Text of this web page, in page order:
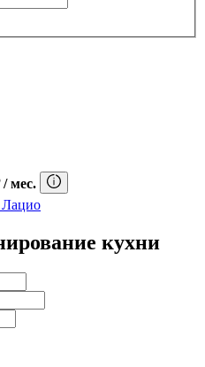
/ мес.
Лацио
кухни